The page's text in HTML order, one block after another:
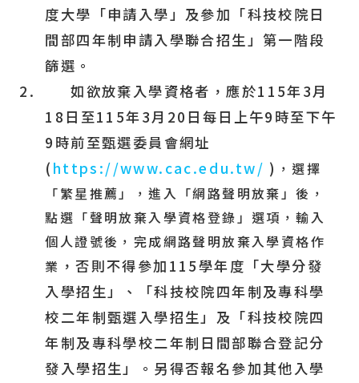
度大學「申請入學」及參加「科技校院日
間部四年制申請入學聯合招生」第一階段
篩選。
2.
如欲放棄入學資格者，應於115年3月
18 日至115年3月 20 日每日上午9 時至下午
9 時前至甄選委員會網址
( https://www.cac.edu.tw/ ) ，選擇
「繁星推薦」，進入「網路聲明放棄」後，
點選「聲明放棄入學資格登錄」選項，輸入
個人證號後，完成網路聲明放棄入學資格作
業 ，否則不得參加 115學年度「大學分發
入學招生」、「科技校院四年制及專科學
校二年制甄選入學招生」及「科技校院四
年制及專科學校二年制日間部聯合登記分
發入學招生」
。 另得否報名參加其他入學